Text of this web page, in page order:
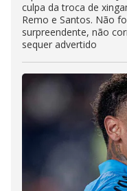
culpa da troca de
Remo e Santos. Não
surpreendente, não
sequer advertido